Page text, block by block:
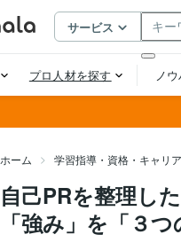
ホーム 学習指導・資格・キャリ
自己PRを整理し
「強み」を「３